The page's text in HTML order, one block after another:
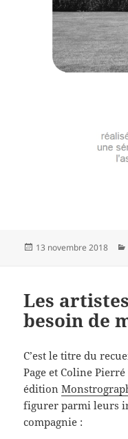
Publié
13 novembre 2018
Les
besoin de
C’est le titre du
Page et Coline
édition
figurer parmi leurs
compagnie :